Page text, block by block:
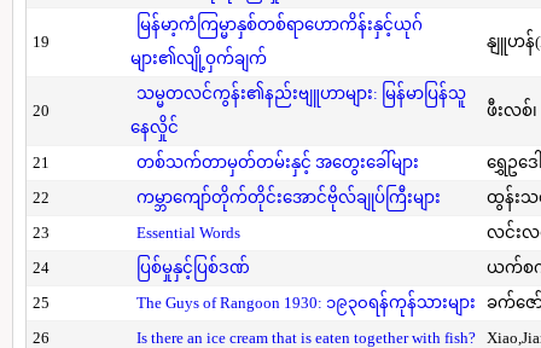
19
မြန်မာ့ကံကြမ္မာနှစ်တစ်ရာဟောကိန်းနှင့်ယုဂ်
များ၏လျို့ဝှက်ချက်
နျူဟန်
20
သမ္မတလင်ကွန်း၏နည်းဗျူဟာများ: မြန်မာပြန်သူ
နေလှိုင်
ဖီးလစ်
21 တစ်သက်တာမှတ်တမ်းနှင့် အတွေးခေါ်များ
ရွှေဥဒေ
22
ကမ္ဘာကျော်တိုက်တိုင်းအောင်ဗိုလ်ချုပ်ကြီးများ
ထွန်းသ
23
Essential Words
လင်းလ
24
ပြစ်မှုနှင့်ပြစ်ဒဏ်
ယက်စကီ
25
The Guys of Rangoon 1930: ၁၉၃၀ရန်ကုန်သားများ
ခက်ဇေ
26
Is there an ice cream that is eaten together with fish?